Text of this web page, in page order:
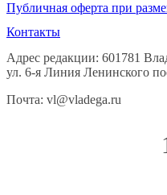
Публичная оферта при
Контакты
Адрес редакции: 601781
ул. 6-я Линия Ленинского
Почта: vl@vladega.ru